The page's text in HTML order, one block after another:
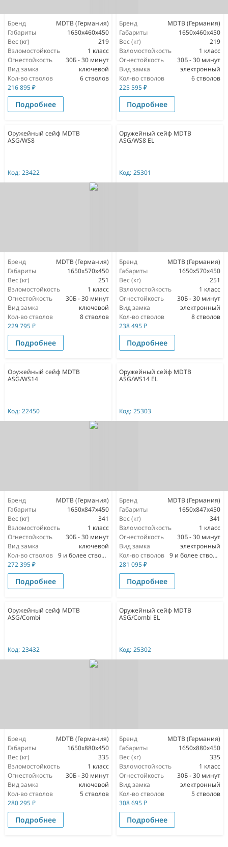
Бренд
MDTB (Германия)
Габариты
1650х460х450
Вес (кг)
219
Взломостойкость
1 класс
Огнестойкость
30Б - 30 минут
Вид замка
ключевой
Кол-во стволов
6 стволов
216 895₽
Подробнее
Бренд
MDTB (Германия)
Габариты
1650х460х450
Вес (кг)
219
Взломостойкость
1 класс
Огнестойкость
30Б - 30 минут
Вид замка
электронный
Кол-во стволов
6 стволов
225 595₽
Подробнее
Оружейный сейф MDTB
ASG/WS8
Код: 23422
Бренд
MDTB (Германия)
Габариты
1650х570х450
Вес (кг)
251
Взломостойкость
1 класс
Огнестойкость
30Б - 30 минут
Вид замка
ключевой
Кол-во стволов
8 стволов
229 795₽
Подробнее
Оружейный сейф MDTB
ASG/WS8 EL
Код: 25301
Бренд
MDTB (Германия)
Габариты
1650х570х450
Вес (кг)
251
Взломостойкость
1 класс
Огнестойкость
30Б - 30 минут
Вид замка
электронный
Кол-во стволов
8 стволов
238 495₽
Подробнее
Оружейный сейф MDTB
ASG/WS14
Код: 22450
Бренд
MDTB (Германия)
Габариты
1650х847х450
Вес (кг)
341
Взломостойкость
1 класс
Огнестойкость
30Б - 30 минут
Вид замка
ключевой
Кол-во стволов
9 и более стволов
272 395₽
Подробнее
Оружейный сейф MDTB
ASG/WS14 EL
Код: 25303
Бренд
MDTB (Германия)
Габариты
1650х847х450
Вес (кг)
341
Взломостойкость
1 класс
Огнестойкость
30Б - 30 минут
Вид замка
электронный
Кол-во стволов
9 и более стволов
281 095₽
Подробнее
Оружейный сейф MDTB
ASG/Combi
Код: 23432
Бренд
MDTB (Германия)
Габариты
1650х880х450
Вес (кг)
335
Взломостойкость
1 класс
Огнестойкость
30Б - 30 минут
Вид замка
ключевой
Кол-во стволов
5 стволов
280 295₽
Подробнее
Оружейный сейф MDTB
ASG/Combi EL
Код: 25302
Бренд
MDTB (Германия)
Габариты
1650х880х450
Вес (кг)
335
Взломостойкость
1 класс
Огнестойкость
30Б - 30 минут
Вид замка
электронный
Кол-во стволов
5 стволов
308 695₽
Подробнее